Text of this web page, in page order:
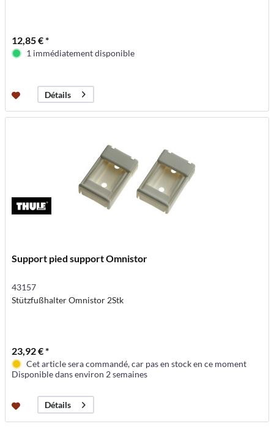
12,85 € *
1 immédiatement disponible
Détails
Support pied support Omnistor
43157
Stützfußhalter Omnistor 2Stk
23,92 € *
Cet article sera commandé, car pas en stock en ce moment
Disponible dans environ 2 semaines
Détails